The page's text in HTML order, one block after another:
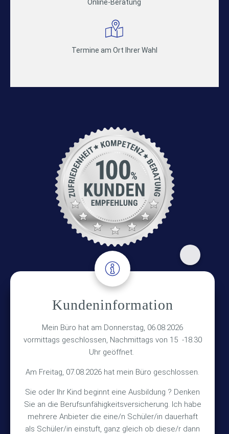
Kundeninformation
Mein Büro hat am Donnerstag, 06.08.2026
vormittags geschlossen, Nachmittags von 15 -18.30
Uhr geöffnet.
Am Freitag, 07.08.2026 hat mein Büro geschlossen.
Sie oder Ihr Kind beginnt eine Ausbildung ? Denken
Sie an die Berufsunfähigkeitsversicherung. Ich habe
mehrere Anbieter die eine/n Schüler/in dauerhaft
als Schüler/in einstuft, ganz gleich ob diese/r dann
Online-Beratung
Termine am Ort Ihrer Wahl
Adresse
Hinterkampstr.1a
30890 Barsinghausen
TEL +49 (5105) 1811
FAX +49 (5105) 2720